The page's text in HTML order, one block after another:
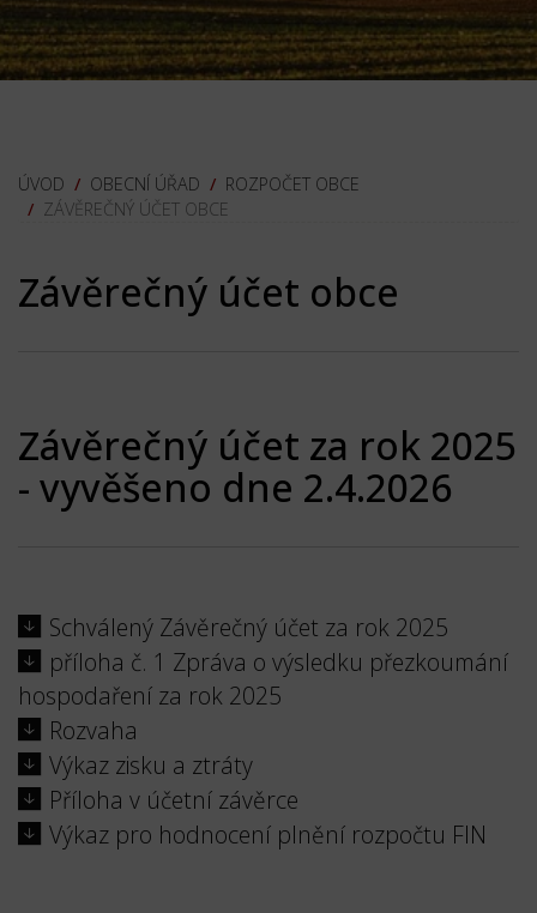
OBECNÍ ÚŘAD
ROZPOČET OBCE
ZÁVĚREČNÝ ÚČET OBCE
Závěrečný účet obce
Závěrečný účet za rok 2025
- vyvěšeno dne 2.4.2026
Schválený Závěrečný účet za rok 2025
příloha č. 1 Zpráva o výsledku přezkoumání
hospodaření za rok 2025
Rozvaha
Výkaz zisku a ztráty
Příloha v účetní závěrce
Výkaz pro hodnocení plnění rozpočtu FIN